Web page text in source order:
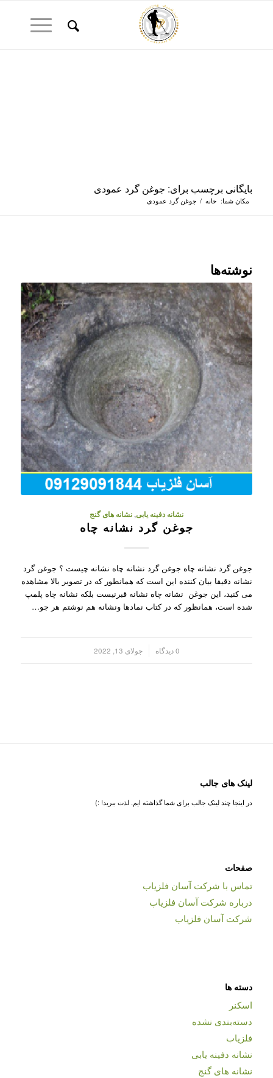
بایگانی برچسب برای: جوغن گرد عمودی
مکان شما: خانه / جوغن گرد عمودی
نوشته‌ها
نشانه دفینه یابی,نشانه های گنج
جوغن گرد نشانه چاه
جوغن گرد نشانه چاه جوغن گرد نشانه چاه نشانه چیست ؟ جوغن گرد
نشانه دقیقا بیان کننده این است که همانطور که در تصویر بالا مشاهده
می کنید، این جوغن نشانه چاه نشانه قبرنیست بلکه نشانه چاه پلمپ
شده است، همانظور که در کتاب نمادها ونشانه هم نوشتم هر جو…
0 دیدگاه جولای 13, 2022
لینک های جالب
در اینجا چند لینک جالب برای شما گذاشته ایم. لذت ببرید! :)
صفحات
تماس با شرکت آسان فلزیاب
درباره شرکت آسان فلزیاب
شرکت آسان فلزیاب
دسته ها
اسکنر
دسته‌بندی نشده
فلزیاب
نشانه دفینه یابی
نشانه های گنج